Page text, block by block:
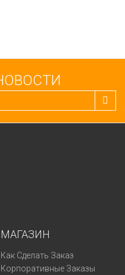
МАГАЗИН
Как Сделать Заказ
Корпоративные Заказы